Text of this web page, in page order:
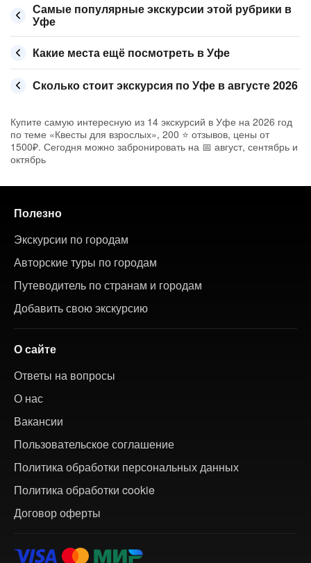
Самые популярные экскурсии этой рубрики в
Уфе
Какие места ещё посмотреть в Уфе
Сколько стоит экскурсия по Уфе в августе 2026
Купите самую интересную из 14 экскурсий в Уфе на 2026 год
по теме «Квесты для взрослых», 200 ⭐ отзывов, цены от
1500₽. Сегодня можно забронировать на 📅 август, сентябрь и
октябрь
Полезно
Экскурсии по городам
Авторские туры по городам
Путеводитель по странам и городам
Добавить свою экскурсию
О сайте
Ответы на вопросы
О нас
Вакансии
Пользовательское соглашение
Политика обработки персональных данных
Политика обработки cookie
Договор оферты